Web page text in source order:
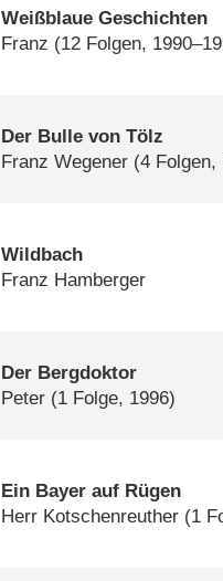
Weißblaue Geschichten
Franz (12 Folgen,
Der Bulle von Tölz
Franz Wegener (4 Folgen,
Wildbach
Franz Hamberger
Der Bergdoktor
Peter (1 Folge, 1996)
Ein Bayer auf Rügen
Herr Kotschenreuther (1